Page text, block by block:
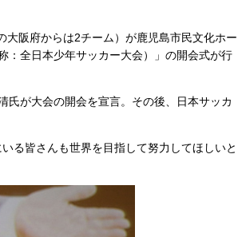
阪府からは2チーム）が鹿児島市民文化ホー
：全日本少年サッカー大会）」の開会式が行
が大会の開会を宣言。その後、日本サッカ
る皆さんも世界を目指して努力してほしいと